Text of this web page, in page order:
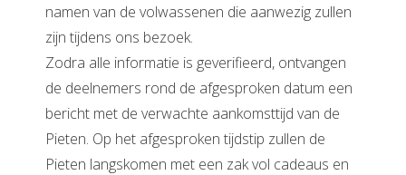
namen van de volwassenen die aanwezig zullen
zijn tijdens ons bezoek.
Zodra alle informatie is geverifieerd, ontvangen
de deelnemers rond de afgesproken datum een
bericht met de verwachte aankomsttijd van de
Pieten. Op het afgesproken tijdstip zullen de
Pieten langskomen met een zak vol cadeaus en